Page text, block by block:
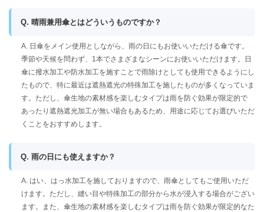
Q. 晴雨兼用傘とはどういうものですか？
A. 日傘をメイン使用としながら、雨の日にもお使いいただける傘です。
季節や天候を問わず、1本でさまざまなシーンにお使いいただけます。日
傘に撥水加工や防水加工を施すことで雨除けとしても使用できるようにし
たもので、特に最近は遮熱遮光の特殊加工を施したものが多くなっていま
す。ただし、傘生地の素材感を楽しむタイプは雨を防ぐ効果が限定的で
あったり遮熱遮光加工が無い場合もあるため、用途に応じてお選びいただ
くことをおすすめします。
Q. 雨の日にも使えますか？
A. はい、はっ水加工を施しておりますので、雨傘としてもご使用いただ
けます。ただし、縫い目や特殊加工の部分から水が浸入する場合がござい
ます。また、傘生地の素材感を楽しむタイプは雨を防ぐ効果が限定的なた